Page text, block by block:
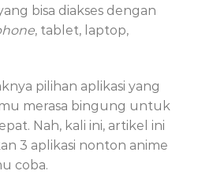
bisa diakses dengan
, tablet, laptop,
pilihan aplikasi yang
merasa bingung untuk
Nah, kali ini, artikel ini
3 aplikasi nonton anime
coba.